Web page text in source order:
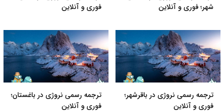
شهر؛ فوری و آنلاین
فوری و آنلاین
ترجمه رسمی نروژی در باقرشهر؛
فوری و آنلاین
ترجمه رسمی نروژی در باغستان؛
فوری و آنلاین